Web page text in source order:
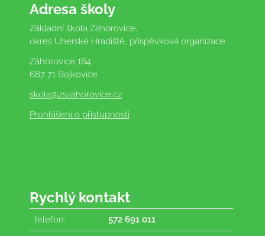
Adresa školy
Základní škola Záhorovice,
okres Uherské Hradiště, příspěvková organizace
Záhorovice 164
687 71 Bojkovice
skola@zszahorovice.cz
Prohlášení o přístupnosti
Rychlý kontakt
telefon: 572 691 011